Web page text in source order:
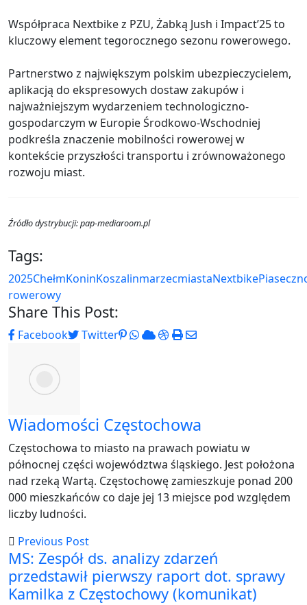
Współpraca Nextbike z PZU, Żabką Jush i Impact’25 to
kluczowy element tegorocznego sezonu rowerowego.
Partnerstwo z największym polskim ubezpieczycielem,
aplikacją do ekspresowych dostaw zakupów i
najważniejszym wydarzeniem technologiczno-
gospodarczym w Europie Środkowo-Wschodniej
podkreśla znaczenie mobilności rowerowej w
kontekście przyszłości transportu i zrównoważonego
rozwoju miast.
Źródło dystrybucji: pap-mediaroom.pl
Tags:
2025ChełmKoninKoszalinmarzecmiastaNextbike
rowerowy
Share This Post:
Facebook Twitter Pinterest
Whatsapp
CloudStumbleUpon
PrintShare
Wiadomości Częstochowa
Częstochowa to miasto na prawach powiatu w
północnej części województwa śląskiego. Jest położona
nad rzeką Wartą. Częstochowę zamieszkuje ponad 200
000 mieszkańców co daje jej 13 miejsce pod względem
liczby ludności.
Previous Post
MS: Zespół ds. analizy zdarzeń
przedstawił pierwszy raport dot. sprawy
Kamilka z Częstochowy (komunikat)